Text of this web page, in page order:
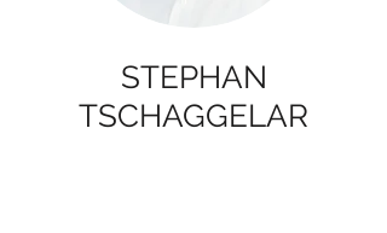
STEPHAN
TSCHAGGELAR